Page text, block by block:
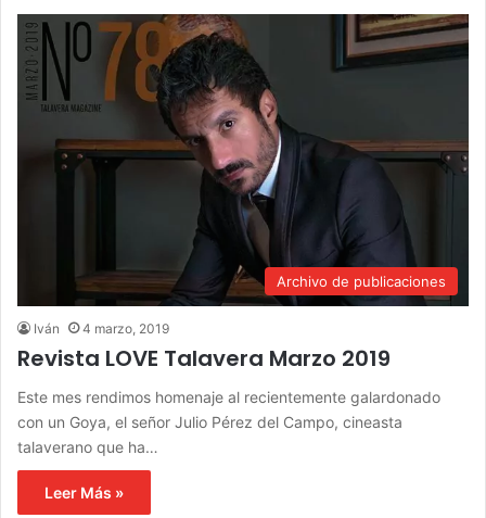
Archivo de publicaciones
Iván 4 marzo, 2019
Revista LOVE Talavera Marzo 2019
Este mes rendimos homenaje al recientemente galardonado
con un Goya, el señor Julio Pérez del Campo, cineasta
talaverano que ha…
Leer Más »